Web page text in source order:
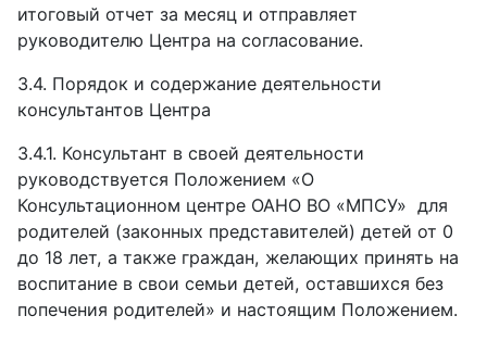
итоговый отчет за месяц и отправляет
руководителю Центра на согласование.
3.4. Порядок и содержание деятельности
консультантов Центра
3.4.1. Консультант в своей деятельности
руководствуется Положением «О
Консультационном центре ОАНО ВО «МПСУ» для
родителей (законных представителей) детей от 0
до 18 лет, а также граждан, желающих принять на
воспитание в свои семьи детей, оставшихся без
попечения родителей» и настоящим Положением.